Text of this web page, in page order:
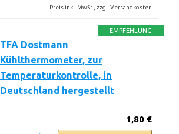
Preis inkl. MwSt., zzgl. Versandkosten
EMPFEHLUNG
TFA Dostmann
Kühlthermometer, zur
Temperaturkontrolle, in
Deutschland hergestellt
1,80 €